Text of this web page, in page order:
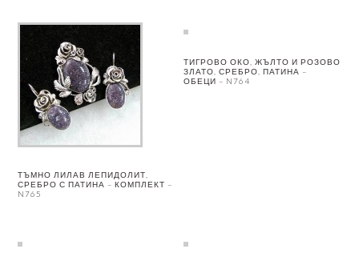
ТЪМНО ЛИЛАВ ЛЕПИДОЛИТ,
СРЕБРО С ПАТИНА – КОМПЛЕКТ –
N765
ТИГРОВО ОКО, ЖЪЛТО И РОЗОВО
ЗЛАТО, СРЕБРО, ПАТИНА –
ОБЕЦИ – N764